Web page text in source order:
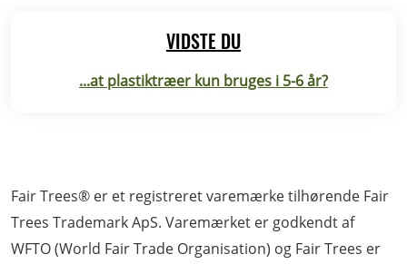
VIDSTE DU
...at plastiktræer kun bruges i 5-6 år?
Fair Trees® er et registreret varemærke tilhørende Fair
Trees Trademark ApS. Varemærket er godkendt af
WFTO (World Fair Trade Organisation) og Fair Trees er